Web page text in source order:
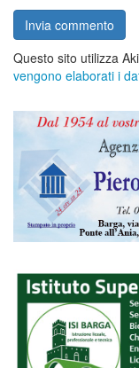
Questo sito utilizza
vengono elaborati i